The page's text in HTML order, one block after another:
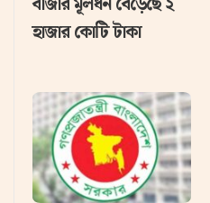
হাজার কোটি টাকা